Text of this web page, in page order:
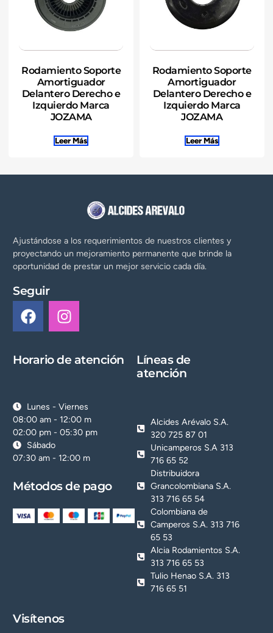
Rodamiento Soporte
Amortiguador
Delantero Derecho e
Izquierdo Marca
JOZAMA
Leer Más
Rodamiento Soporte
Amortiguador
Delantero Derecho e
Izquierdo Marca
JOZAMA
Leer Más
Ajustándose a los requerimientos de nuestros clientes y
proyectando un mejoramiento permanente que brinde la
oportunidad de prestar un mejor servicio cada día.
Seguir
Horario de atención
Lunes - Viernes
08:00 am - 12:00 m
02:00 pm - 05:30 pm
Sábado
07:30 am - 12:00 m
Métodos de pago
Líneas de
atención
Alcides Arévalo S.A.
320 725 87 01
Unicamperos S.A 313
716 65 52
Distribuidora
Grancolombiana S.A.
313 716 65 54
Colombiana de
Camperos S.A. 313 716
65 53
Alcia Rodamientos S.A.
313 716 65 53
Tulio Henao S.A. 313
716 65 51
Visítenos